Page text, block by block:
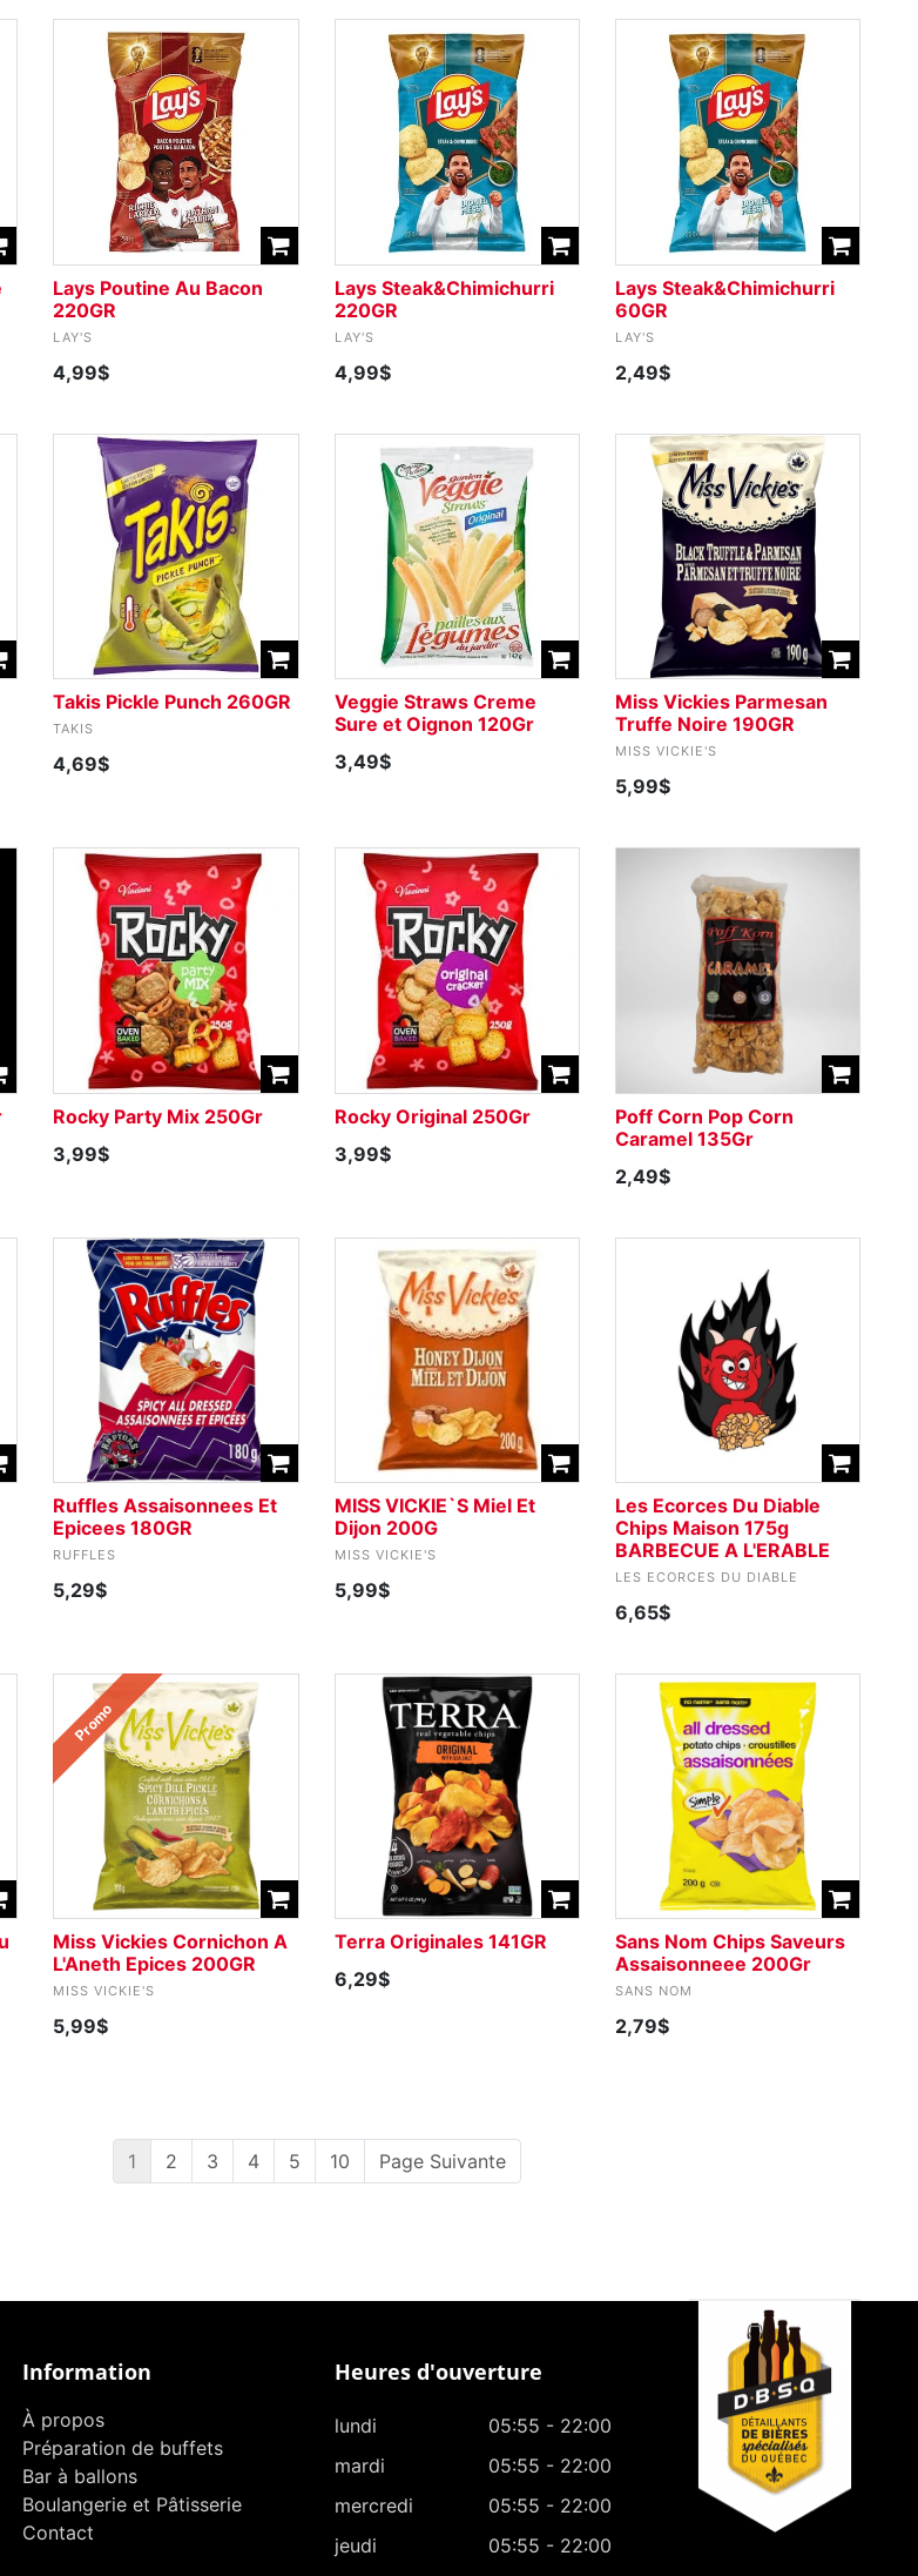
Lays Poutine Au Bacon
220GR
LAY'S
4,99$
Lays Steak&Chimichurri
220GR
LAY'S
4,99$
Lays Steak&Chimichurri
60GR
LAY'S
2,49$
Takis Pickle Punch 260GR
TAKIS
4,69$
Veggie Straws Creme
Sure et Oignon 120Gr
3,49$
Miss Vickies Parmesan
Truffe Noire 190GR
MISS VICKIE'S
5,99$
Rocky Party Mix 250Gr
3,99$
Rocky Original 250Gr
3,99$
Poff Corn Pop Corn
Caramel 135Gr
2,49$
Ruffles Assaisonnees Et
Epicees 180GR
RUFFLES
5,29$
MISS VICKIE`S Miel Et
Dijon 200G
MISS VICKIE'S
5,99$
Les Ecorces Du Diable
Chips Maison 175g
BARBECUE A L'ERABLE
LES ECORCES DU DIABLE
6,65$
Promo
Miss Vickies Cornichon A
L'Aneth Epices 200GR
MISS VICKIE'S
5,99$
Terra Originales 141GR
6,29$
Sans Nom Chips Saveurs
Assaisonneee 200Gr
SANS NOM
2,79$
1 2 3 4 5 10 Page Suivante
Information
À propos
Préparation de buffets
Bar à ballons
Boulangerie et Pâtisserie
Contact
Heures d'ouverture
lundi
05:55 - 22:00
mardi
05:55 - 22:00
mercredi
05:55 - 22:00
jeudi
05:55 - 22:00